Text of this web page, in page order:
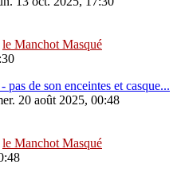
le Manchot Masqué
de son enceintes et casque...
20 août 2025, 00:48
le Manchot Masqué